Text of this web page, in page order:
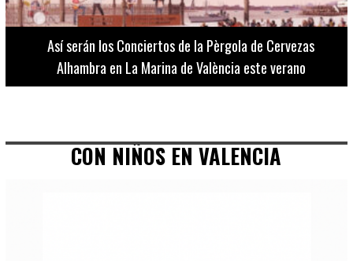
Los museos del Ministerio de Cultura y Deporte abren el
martes 9 de junio con entrada gratuita hasta el 31 de julio
CON NIÑOS EN VALENCIA